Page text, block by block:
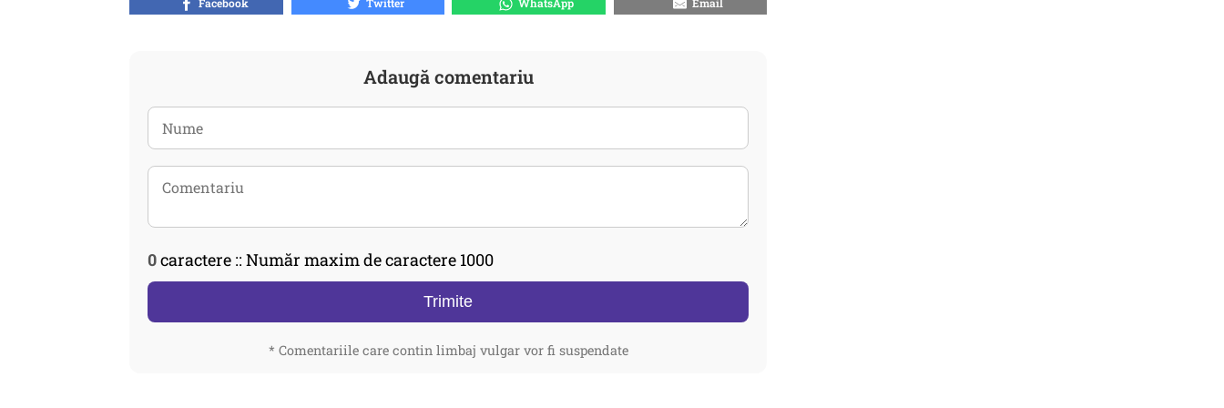
Adaugă comentariu
0caractere :: Număr maxim de caractere 1000
Trimite
* Comentariile care contin limbaj vulgar vor fi suspendate